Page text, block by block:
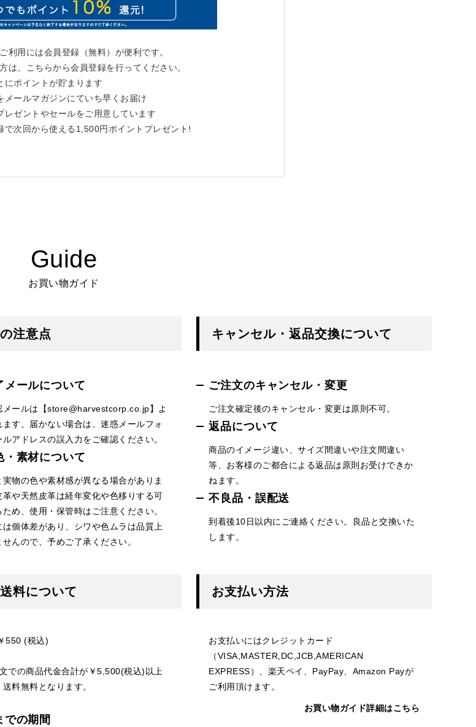
利用には会員登録（無料）が便利です。
は、こちらから会員登録を行ってください。
にポイントが貯まります
メールマガジンにていち早くお届け
レゼントやセールをご用意しています
で次回から使える1,500円ポイントプレゼント!
Guide
お買い物ガイド
注意点
メールについて
メールは【store@harvestcorp.co.jp】よ
ます。届かない場合は、迷惑メールフォ
アドレスの誤入力をご確認ください。
・素材について
物の色や素材感が異なる場合がありま
革や天然皮革は経年変化や色移りする可
め、使用・保管時はご注意ください。
は個体差があり、シワや色ムラは品質上
せんので、予めご了承ください。
キャンセル・返品交換について
ご注文のキャンセル・変更
ご注文確定後のキャンセル・変更は原則不可。
返品について
商品のイメージ違い、サイズ間違いや注文間違い
等、お客様のご都合による返品は原則お受けできか
ねます。
不良品・誤配送
到着後10日以内にご連絡ください。良品と交換いた
します。
料について
550 (税込)
での商品代金合計が￥5,500(税込)以上
料無料となります。
での期間
お支払い方法
お支払いにはクレジットカード
（VISA,MASTER,DC,JCB,AMERICAN
EXPRESS）、楽天ペイ、PayPay、Amazon Payが
ご利用頂けます。
お買い物ガイド詳細はこちら